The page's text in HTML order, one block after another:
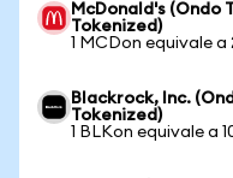
McDonald's (Ondo
Tokenized)
1 MCDon equivale
Blackrock, Inc.
Tokenized)
1 BLKon equivale a